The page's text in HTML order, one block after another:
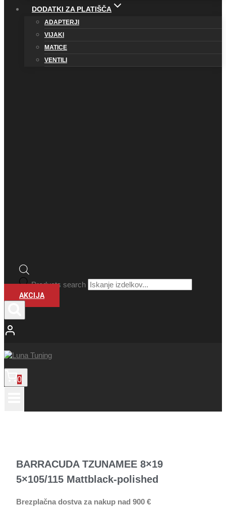
DODATKI ZA PLATIŠČA
ADAPTERJI
VIJAKI
MATICE
VENTILI
Products search
AKCIJA
0
BARRACUDA TZUNAMEE 8×19
5×105/115 Mattblack-polished
Brezplačna dostva za nakup nad 900 €